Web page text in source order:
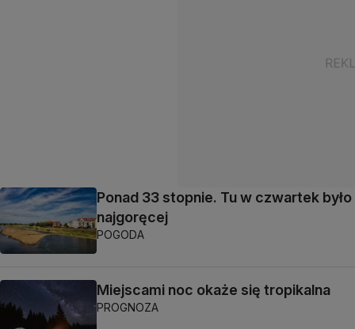
Ponad 33 stopnie. Tu w czwartek było
najgoręcej
POGODA
Miejscami noc okaże się tropikalna
PROGNOZA